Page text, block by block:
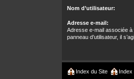
Nom d’utilisateur:
Adresse e-mail:
Adresse e-mail associée à
panneau d’utilisateur, il
Index du Site Index